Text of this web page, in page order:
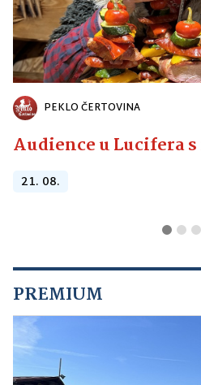
PEKLO ČERTOVINA
Audience u Lucifera
21. 08.
PREMIUM